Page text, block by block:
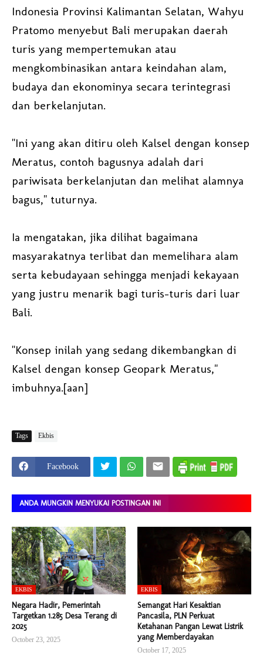
Indonesia Provinsi Kalimantan Selatan, Wahyu
Pratomo menyebut Bali merupakan daerah
turis yang mempertemukan atau
mengkombinasikan antara keindahan alam,
budaya dan ekonominya secara terintegrasi
dan berkelanjutan.
"Ini yang akan ditiru oleh Kalsel dengan konsep
Meratus, contoh bagusnya adalah dari
pariwisata berkelanjutan dan melihat alamnya
bagus," tuturnya.
Ia mengatakan, jika dilihat bagaimana
masyarakatnya terlibat dan memelihara alam
serta kebudayaan sehingga menjadi kekayaan
yang justru menarik bagi turis-turis dari luar
Bali.
"Konsep inilah yang sedang dikembangkan di
Kalsel dengan konsep Geopark Meratus,"
imbuhnya.[aan]
Tags Ekbis
Facebook
ANDA MUNGKIN MENYUKAI POSTINGAN INI
EKBIS
Negara Hadir, Pemerintah
Targetkan 1.285 Desa Terang di
2025
October 23, 2025
EKBIS
Semangat Hari Kesaktian
Pancasila, PLN Perkuat
Ketahanan Pangan Lewat Listrik
yang Memberdayakan
October 17, 2025